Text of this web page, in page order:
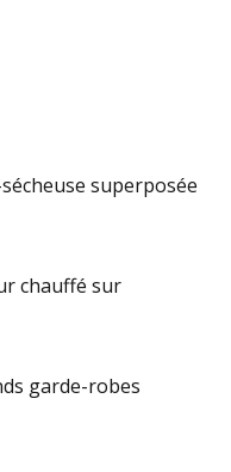
superposée
chauffé sur
garde-robes